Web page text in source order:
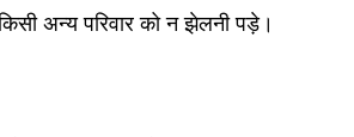
अन्य परिवार को न झेलनी पड़े।